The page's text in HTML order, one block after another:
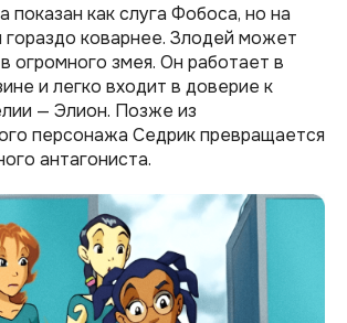
показан как слуга Фобоса, но на
коварнее. Злодей может
огромного змея. Он работает в
и легко входит в доверие к
— Элион. Позже из
персонажа Седрик превращается
антагониста.